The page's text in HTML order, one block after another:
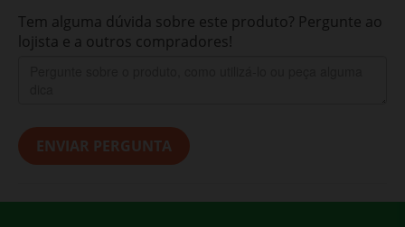
Tem alguma dúvida sobre este produto? Pergunte ao
lojista e a outros compradores!
ENVIAR PERGUNTA